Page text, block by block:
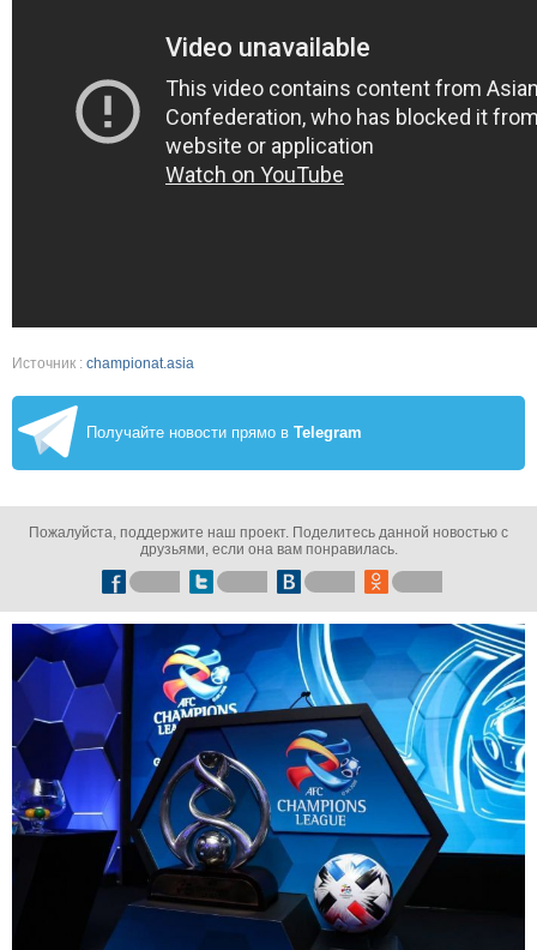
Источник : championat.asia
Получайте новости прямо в Telegram
Пожалуйста, поддержите наш проект. Поделитесь данной новостью с
друзьями, если она вам понравилась.